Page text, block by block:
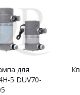
5 DUV70-